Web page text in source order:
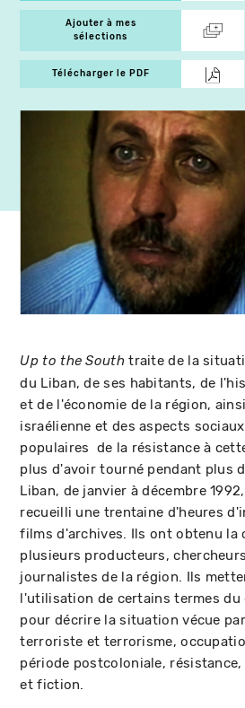
Ajouter à mes
sélections
Télécharger le PDF
Up to the Southtraite de la
du Liban, de ses habitants, de
et de l'économie de la région,
israélienne et des aspects
populaires de la résistance à
plus d'avoir tourné pendant plus
Liban, de janvier à décembre
recueilli une trentaine d'heures
films d'archives. Ils ont obtenu la
plusieurs producteurs,
journalistes de la région. Ils
l'utilisation de certains termes
pour décrire la situation vécue
terroriste et terrorisme,
période postcoloniale,
et fiction.